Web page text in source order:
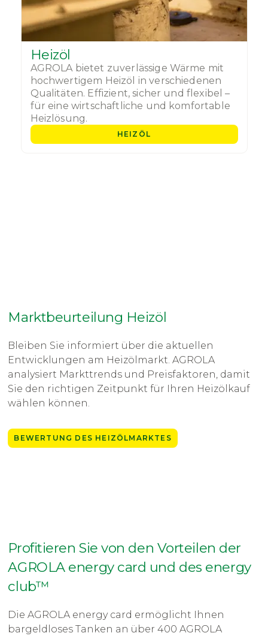
Heizöl
AGROLA bietet zuverlässige Wärme mit
hochwertigem Heizöl in verschiedenen
Qualitäten. Effizient, sicher und flexibel –
für eine wirtschaftliche und komfortable
Heizlösung.
HEIZÖL
Marktbeurteilung Heizöl
Bleiben Sie informiert über die aktuellen
Entwicklungen am Heizölmarkt. AGROLA
analysiert Markttrends und Preisfaktoren, damit
Sie den richtigen Zeitpunkt für Ihren Heizölkauf
wählen können.
BEWERTUNG DES HEIZÖLMARKTES
Profitieren Sie von den Vorteilen der
AGROLA energy card und des energy
club™
Die AGROLA energy card ermöglicht Ihnen
bargeldloses Tanken an über 400 AGROLA